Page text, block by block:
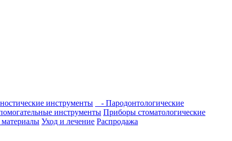
инструменты
- Пародонтологические
инструменты Приборы стоматологические
Уход и лечение Распродажа